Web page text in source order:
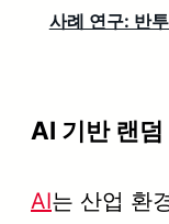
사례 연구: 반
AI 기반 랜덤
AI는 산업 환